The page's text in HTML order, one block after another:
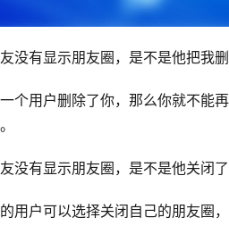
没有显示朋友圈，是不是他把我删
个用户删除了你，那么你就不能
没有显示朋友圈，是不是他关闭了
用户可以选择关闭自己的朋友圈